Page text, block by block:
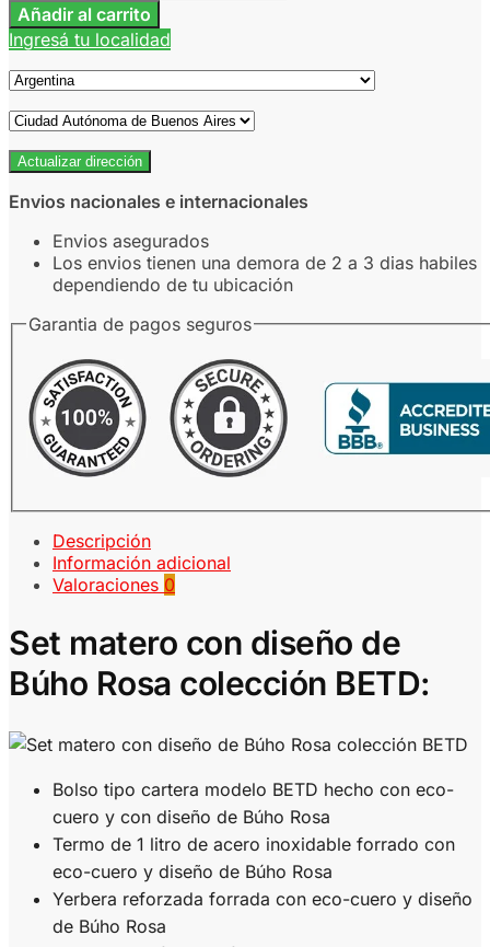
Añadir al carrito
Ingresá tu localidad
Actualizar dirección
Envios nacionales e internacionales
Envios asegurados
Los envios tienen una demora de 2 a 3 dias habiles
dependiendo de tu ubicación
Garantia de pagos seguros
Descripción
Información adicional
Valoraciones 0
Set matero con diseño de
Búho Rosa colección BETD:
Bolso tipo cartera modelo BETD hecho con eco-
cuero y con diseño de Búho Rosa
Termo de 1 litro de acero inoxidable forrado con
eco-cuero y diseño de Búho Rosa
Yerbera reforzada forrada con eco-cuero y diseño
de Búho Rosa